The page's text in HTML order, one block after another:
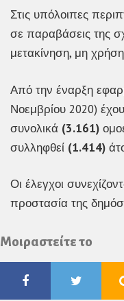
Στις υπόλοιπες
σε παραβάσεις της
μετακίνηση, μη
Από την έναρξη
Νοεμβρίου 2020)
συνολικά (3.161)
συλληφθεί (1.414)
Οι έλεγχοι
προστασία της
Μοιραστείτε το
FacebookTwitter